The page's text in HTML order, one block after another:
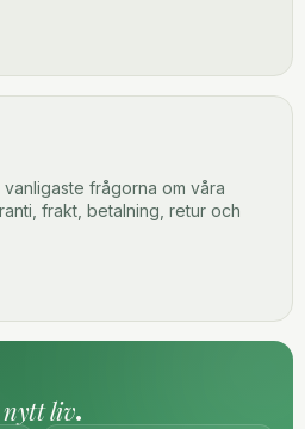
frågorna om våra
frakt, betalning, retur och
nytt liv.